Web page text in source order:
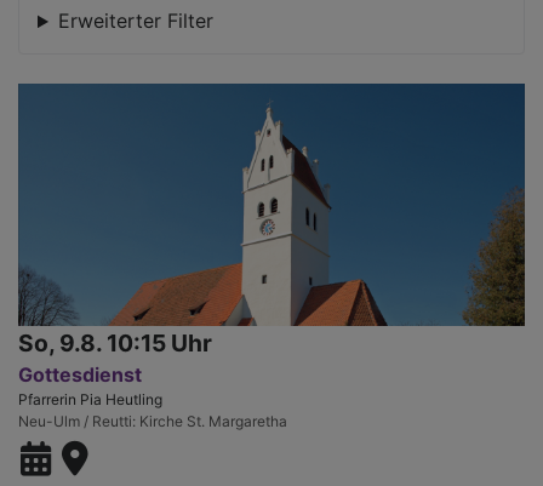
Erweiterter Filter
So, 9.8. 10:15 Uhr
Gottesdienst
Pfarrerin Pia Heutling
Neu-Ulm / Reutti Kirche St. Margaretha